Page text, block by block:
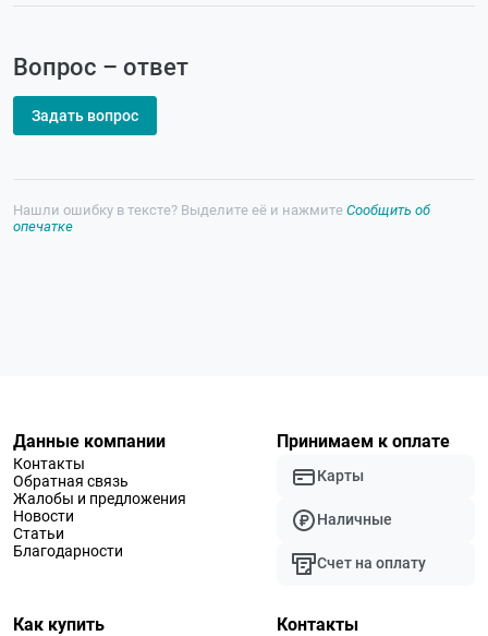
Вопрос – ответ
Задать вопрос
Нашли ошибку в тексте? Выделите её и нажмите Сообщить об
опечатке
Данные компании
Контакты
Обратная связь
Жалобы и предложения
Новости
Статьи
Благодарности
Принимаем к оплате
Карты
Наличные
Счет на оплату
Как купить Контакты